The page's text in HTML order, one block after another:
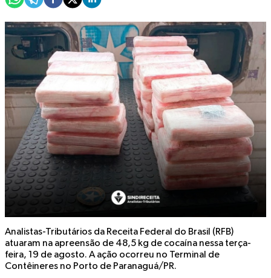
Analistas-Tributários da Receita Federal do Brasil (RFB)
atuaram na apreensão de 48,5 kg de cocaína nessa terça-
feira, 19 de agosto. A ação ocorreu no Terminal de
Contêineres no Porto de Paranaguá/PR.